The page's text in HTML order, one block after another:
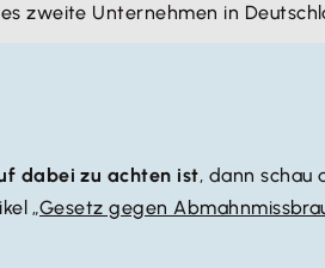
zweite Unternehmen in
dabei zu achten ist, dann schau
„Gesetz gegen